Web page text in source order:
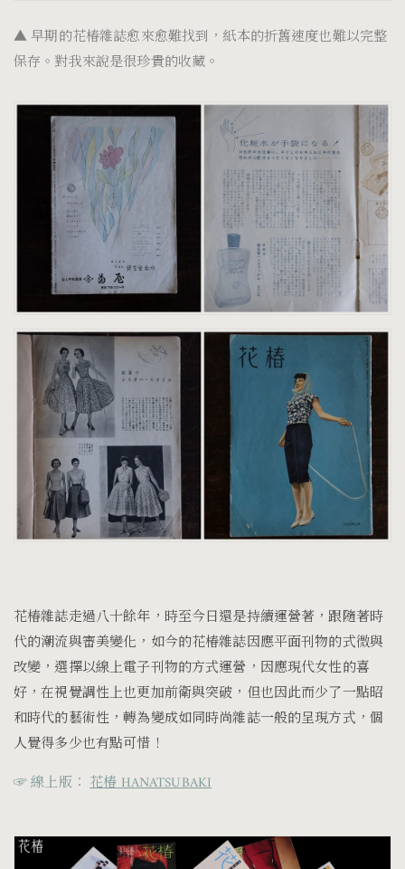
▲早期的花椿雜誌愈來愈難找到，紙本的折舊速度也難以完整
保存。對我來說是很珍貴的收藏。
花椿雜誌走過八十餘年，時至今日還是持續運營著，跟隨著時
代的潮流與審美變化，如今的花椿雜誌因應平面刊物的式微與
改變，選擇以線上電子刊物的方式運營，因應現代女性的喜
好，在視覺調性上也更加前衛與突破，但也因此而少了一點昭
和時代的藝術性，轉為變成如同時尚雜誌一般的呈現方式，個
人覺得多少也有點可惜！
☞ 線上版：花椿 HANATSUBAKI